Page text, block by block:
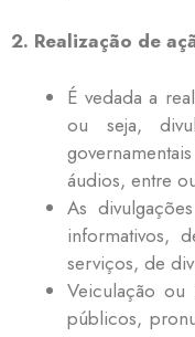
2. Realização de
É vedada a
ou seja,
áudios, entre
As
informativos,
serviços, de
Veiculação ou
públicos,